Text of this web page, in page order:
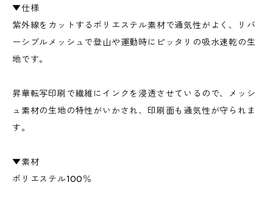
▼仕様
紫外線をカットするポリエステル素材で通気性がよく、リバ
ーシブルメッシュで登山や運動時にピッタリの吸水速乾の生
地です。
昇華転写印刷で繊維にインクを浸透させているので、メッシ
ュ素材の生地の特性がいかされ、印刷面も通気性が守られま
す。
▼素材
ポリエステル100％